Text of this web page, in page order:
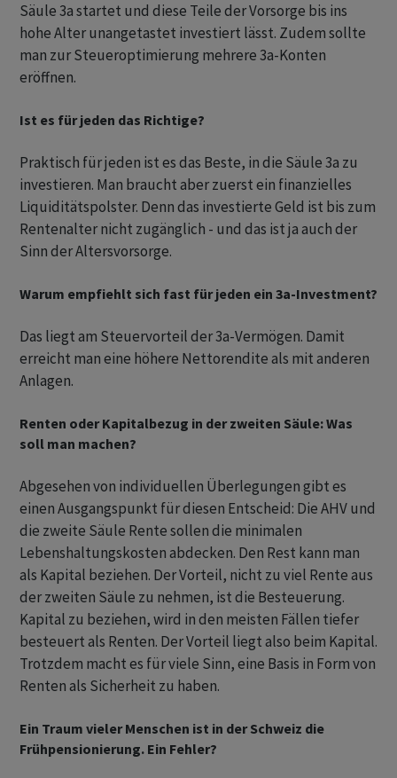
Säule 3a startet und diese Teile der Vorsorge bis ins
hohe Alter unangetastet investiert lässt. Zudem sollte
man zur Steueroptimierung mehrere 3a-Konten
eröffnen.
Ist es für jeden das Richtige?
Praktisch für jeden ist es das Beste, in die Säule 3a zu
investieren. Man braucht aber zuerst ein finanzielles
Liquiditätspolster. Denn das investierte Geld ist bis zum
Rentenalter nicht zugänglich - und das ist ja auch der
Sinn der Altersvorsorge.
Warum empfiehlt sich fast für jeden ein 3a-Investment?
Das liegt am Steuervorteil der 3a-Vermögen. Damit
erreicht man eine höhere Nettorendite als mit anderen
Anlagen.
Renten oder Kapitalbezug in der zweiten Säule: Was
soll man machen?
Abgesehen von individuellen Überlegungen gibt es
einen Ausgangspunkt für diesen Entscheid: Die AHV und
die zweite Säule Rente sollen die minimalen
Lebenshaltungskosten abdecken. Den Rest kann man
als Kapital beziehen. Der Vorteil, nicht zu viel Rente aus
der zweiten Säule zu nehmen, ist die Besteuerung.
Kapital zu beziehen, wird in den meisten Fällen tiefer
besteuert als Renten. Der Vorteil liegt also beim Kapital.
Trotzdem macht es für viele Sinn, eine Basis in Form von
Renten als Sicherheit zu haben.
Ein Traum vieler Menschen ist in der Schweiz die
Frühpensionierung. Ein Fehler?